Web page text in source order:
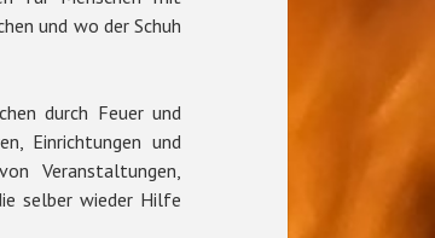
und wo der Schuh
durch Feuer und
Einrichtungen und
Veranstaltungen,
selber wieder Hilfe